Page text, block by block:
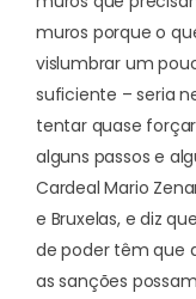
muros porque o
vislumbrar um
suficiente – seria
tentar quase
alguns passos e
Cardeal Mario
e Bruxelas, e diz
de poder têm que
as sanções